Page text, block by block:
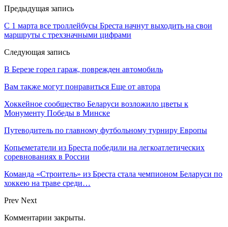
Предыдущая запись
С 1 марта все троллейбусы Бреста начнут выходить на свои
маршруты с трехзначными цифрами
Следующая запись
В Березе горел гараж, поврежден автомобиль
Вам также могут понравиться Еще от автора
Хоккейное сообщество Беларуси возложило цветы к
Монументу Победы в Минске
Путеводитель по главному футбольному турниру Европы
Копьеметатели из Бреста победили на легкоатлетических
соревнованиях в России
Команда «Строитель» из Бреста стала чемпионом Беларуси по
хоккею на траве среди…
Prev Next
Комментарии закрыты.